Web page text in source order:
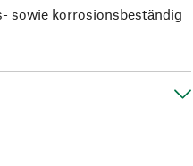
sowie korrosionsbeständig